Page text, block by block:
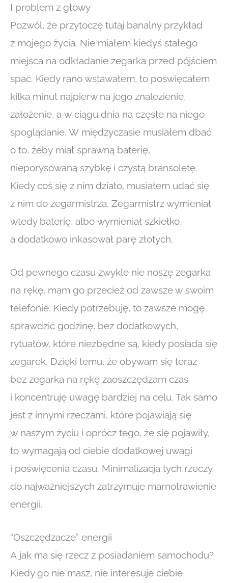
I problem z głowy
Pozwól, że przytoczę tutaj banalny przykład
z mojego życia. Nie miałem kiedyś stałego
miejsca na odkładanie zegarka przed pójściem
spać. Kiedy rano wstawałem, to poświęcałem
kilka minut najpierw na jego znalezienie,
założenie, a w ciągu dnia na częste na niego
spoglądanie. W międzyczasie musiałem dbać
o to, żeby miał sprawną baterię,
nieporysowaną szybkę i czystą bransoletę.
Kiedy coś się z nim działo, musiałem udać się
z nim do zegarmistrza. Zegarmistrz wymieniał
wtedy baterię, albo wymieniał szkiełko,
a dodatkowo inkasował parę złotych.
Od pewnego czasu zwykle nie noszę zegarka
na rękę, mam go przecież od zawsze w swoim
telefonie. Kiedy potrzebuję, to zawsze mogę
sprawdzić godzinę, bez dodatkowych,
rytuałów, które niezbędne są, kiedy posiada się
zegarek. Dzięki temu, że obywam się teraz
bez zegarka na rękę zaoszczędzam czas
i koncentruję uwagę bardziej na celu. Tak samo
jest z innymi rzeczami, które pojawiają się
w naszym życiu i oprócz tego, że się pojawiły,
to wymagają od ciebie dodatkowej uwagi
i poświęcenia czasu. Minimalizacja tych rzeczy
do najważniejszych zatrzymuje marnotrawienie
energii.
“Oszczędzacze” energii
A jak ma się rzecz z posiadaniem samochodu?
Kiedy go nie masz, nie interesuje ciebie